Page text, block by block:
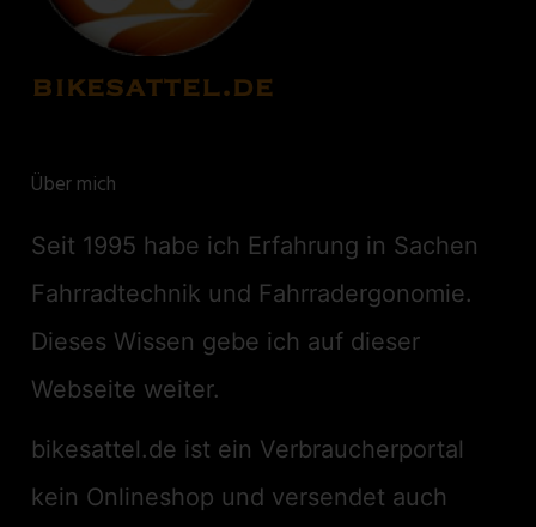
Über mich
Seit 1995 habe ich Erfahrung in Sachen
Fahrradtechnik und Fahrradergonomie.
Dieses Wissen gebe ich auf dieser
Webseite weiter.
bikesattel.de ist ein Verbraucherportal
kein Onlineshop und versendet auch